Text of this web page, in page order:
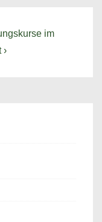
im
›